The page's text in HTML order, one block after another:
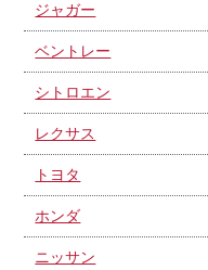
ジャガー
ベントレー
シトロエン
レクサス
トヨタ
ホンダ
ニッサン